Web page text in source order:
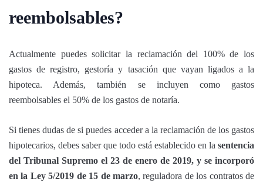
reembolsables?
Actualmente puedes solicitar la reclamación del 100% de los
gastos de registro, gestoría y tasación que vayan ligados a la
hipoteca. Además, también se incluyen como gastos
reembolsables el 50% de los gastos de notaría.
Si tienes dudas de si puedes acceder a la reclamación de los gastos
hipotecarios, debes saber que todo está establecido en la sentencia
del Tribunal Supremo el 23 de enero de 2019, y se incorporó
en la Ley 5/2019 de 15 de marzo, reguladora de los contratos de